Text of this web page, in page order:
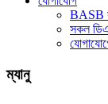
BASB
সকল
ম্যানু